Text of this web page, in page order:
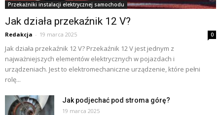
Przekaźniki instalacji elektrycznej samochodu
Jak działa przekaźnik 12 V?
Redakcja - 19 marca 2025 0
Jak działa przekaźnik 12 V? Przekaźnik 12 V jest jednym z
najważniejszych elementów elektrycznych w pojazdach i
urządzeniach. Jest to elektromechaniczne urządzenie, które pełni
rolę...
Jak podjechać pod stroma górę?
19 marca 2025